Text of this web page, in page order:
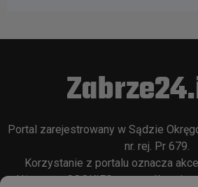
Portal zarejestrowany w Sądzie
nr. rej. Pr 679.
Korzystanie z portalu oznacza
Używamy COOKIES w sposób